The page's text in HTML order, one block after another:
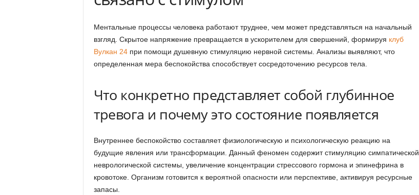
Ментальные процессы человека работают труднее, чем может представляться на начальный
взгляд. Скрытое напряжение превращается в ускорителем для свершений, формируя клуб
Вулкан 24при помощи душевную стимуляцию нервной системы. Анализы выявляют, что
определенная мера беспокойства способствует сосредоточению ресурсов тела.
Что конкретно представляет собой глубинное
тревога и почему это состояние появляется
Внутреннее беспокойство составляет физиологическую и психологическую реакцию на
будущие явления или трансформации. Данный феномен содержит стимуляцию симпатической
неврологической системы, увеличение концентрации стрессового гормона и эпинефрина в
кровотоке. Организм готовится к вероятной опасности или перспективе, активируя ресурсные
запасы.